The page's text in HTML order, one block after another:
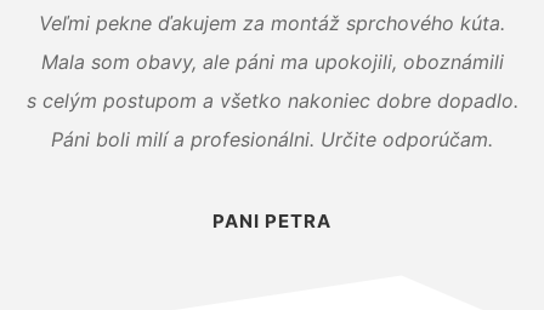
Veľmi pekne ďakujem za montáž sprchového kúta.
Mala som obavy, ale páni ma upokojili, oboznámili
s celým postupom a všetko nakoniec dobre dopadlo.
Páni boli milí a profesionálni. Určite odporúčam.
PANI PETRA